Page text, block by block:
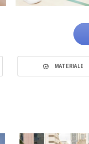
MATERIALE